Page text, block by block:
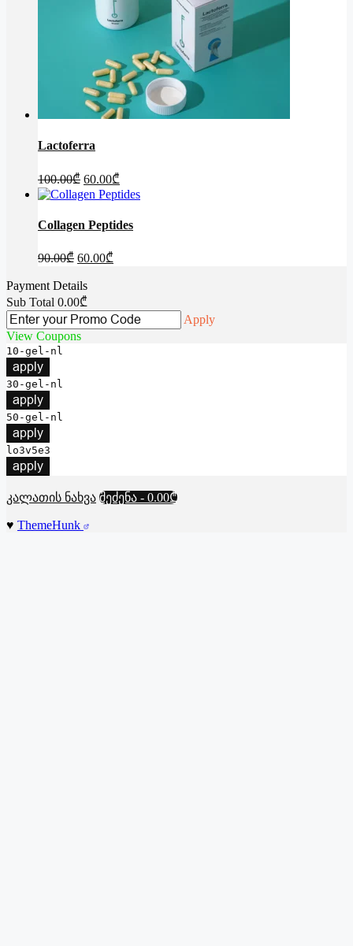
Lactoferra
100.00₾ Original
price
was:
100.00₾.
60.00₾
price
is:
60.00₾.
Collagen Peptides
90.00₾ Original
was:
90.00₾.
60.00₾
Payment Details
Sub Total 0.00₾
Apply
View Coupons
10-gel-nl
apply
30-gel-nl
apply
50-gel-nl
apply
lo3v5e3
apply
კალათის ნახვა შეძენა - 0.00₾
♥ ThemeHunk